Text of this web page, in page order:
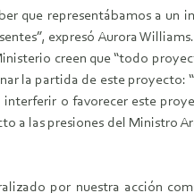
que representábamos a un
expresó Aurora
creen que “todo
la partida de este
o favorecer este
a las presiones del Ministro
por nuestra acción